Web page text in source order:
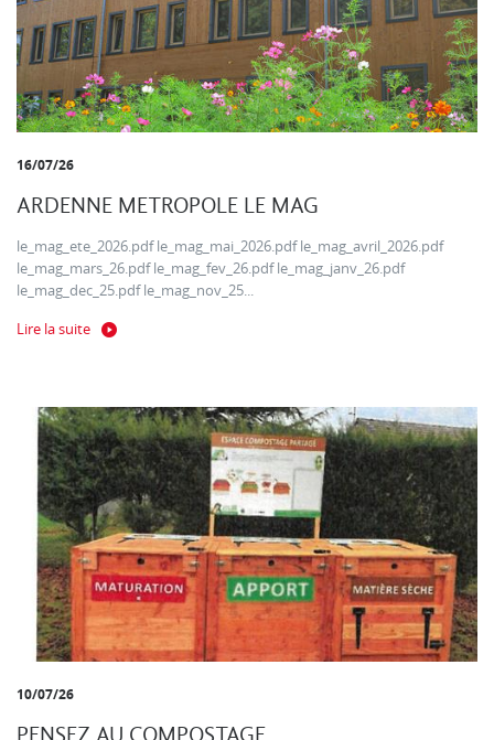
16/07/26
ARDENNE METROPOLE LE MAG
le_mag_ete_2026.pdf le_mag_mai_2026.pdf le_mag_avril_2026.pdf
le_mag_mars_26.pdf le_mag_fev_26.pdf le_mag_janv_26.pdf
le_mag_dec_25.pdf le_mag_nov_25...
Lire la suite
10/07/26
PENSEZ AU COMPOSTAGE